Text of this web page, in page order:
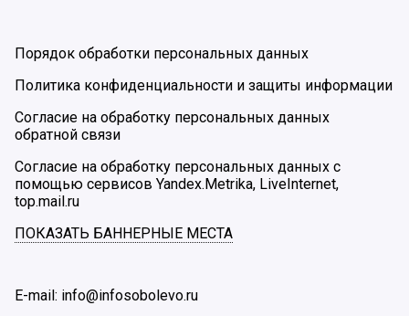
Порядок обработки персональных данных
Политика конфиденциальности и защиты информации
Согласие на обработку персональных данных
обратной связи
Согласие на обработку персональных данных с
помощью сервисов Yandex.Metrika, LiveInternet,
top.mail.ru
ПОКАЗАТЬ БАННЕРНЫЕ МЕСТА
E-mail: info@infosobolevo.ru